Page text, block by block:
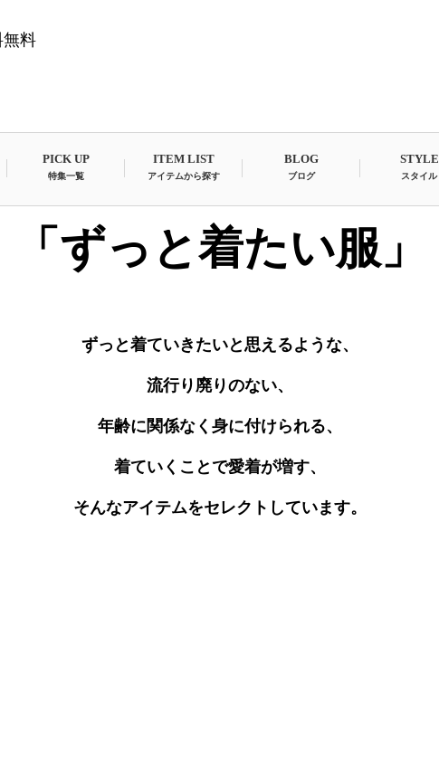
「ずっと着たい服」
ずっと着ていきたいと思えるような、
流行り廃りのない、
年齢に関係なく身に付けられる、
着ていくことで愛着が増す、
そんなアイテムをセレクトしています。
無料
PICK UP
特集一覧
ITEM LIST
アイテムから探す
BLOG
ブログ
STYLE
スタイル